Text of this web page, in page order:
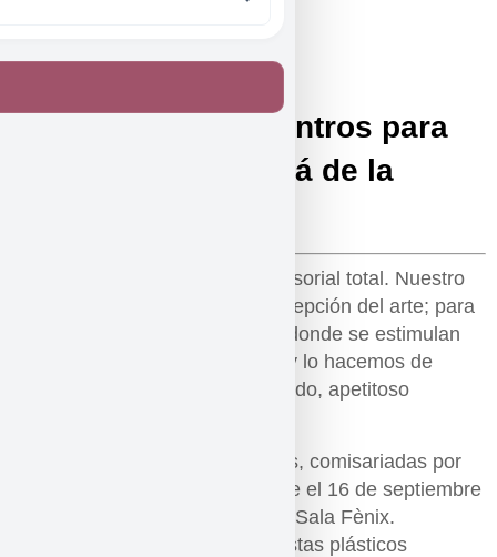
SINCRONIA: encuentros para
vivir el arte más allá de la
Se trata de una experiencia sensorial total. Nuestro
método busca amplificar la percepción del arte; para
lograrlo, proponemos un juego donde se estimulan
activamente los cinco sentidos y lo hacemos de
forma que el proceso sea divertido, apetitoso
El eje serán cuatro exposiciones, comisariadas por
instaladas desde el 16 de septiembre
al 8 de diciembre de 2015 en la Sala Fènix.
Mostrarán las obras de tres artistas plásticos